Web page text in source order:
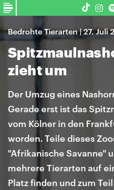
Bedrohte Tierarten | 27. Juli
zieht um
Der Umzug eines
Gerade erst ist das
vom Kölner in den
worden. Teile dieses
"Afrikanische Savanne"
mehrere Tierarten auf
Platz finden und zum